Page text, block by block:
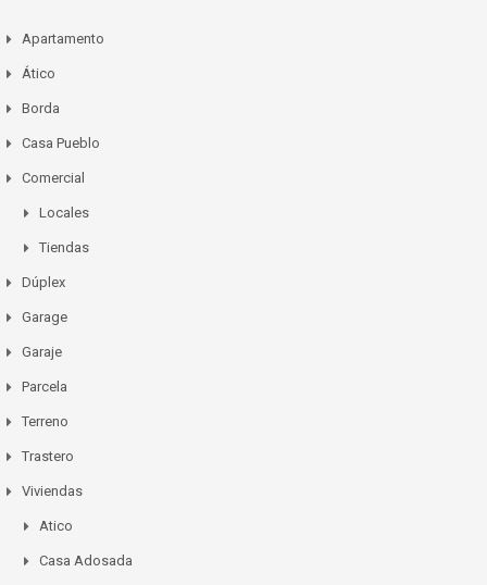
Apartamento
Ático
Borda
Casa Pueblo
Comercial
Locales
Tiendas
Dúplex
Garage
Garaje
Parcela
Terreno
Trastero
Viviendas
Atico
Casa Adosada